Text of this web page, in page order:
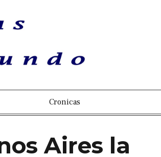
Cronicas
Aires la